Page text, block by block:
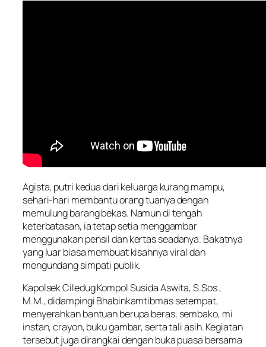
Agista, putri kedua dari keluarga kurang mampu,
sehari-hari membantu orang tuanya dengan
memulung barang bekas. Namun di tengah
keterbatasan, ia tetap setia menggambar
menggunakan pensil dan kertas seadanya. Bakatnya
yang luar biasa membuat kisahnya viral dan
mengundang simpati publik.
Kapolsek Ciledug Kompol Susida Aswita, S.Sos.,
M.M., didampingi Bhabinkamtibmas setempat,
menyerahkan bantuan berupa beras, sembako, mi
instan, crayon, buku gambar, serta tali asih. Kegiatan
tersebut juga dirangkai dengan buka puasa bersama